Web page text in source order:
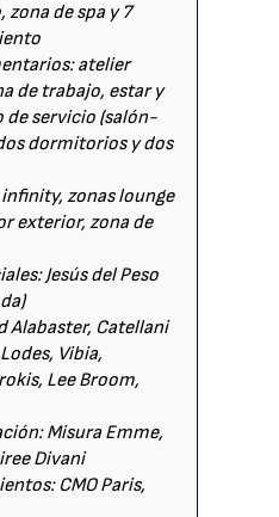
de spa y 7
atelier
de trabajo, estar y
de servicio (salón-
dormitorios y dos
zonas lounge
exterior, zona de
Jesús del Peso
Alabaster, Catellani
Vibia,
Lee Broom,
Misura Emme,
Divani
CMO Paris,